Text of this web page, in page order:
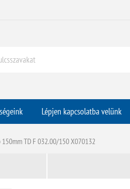
Lépjen kapcsolatba velünk
TD F 032.00/150 X070132